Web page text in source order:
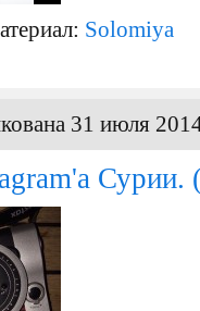
Solomiya
31 июля
Сурии.